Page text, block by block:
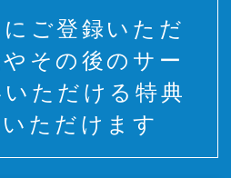
ご登録いただ
その後のサー
ただける特典
ただけます